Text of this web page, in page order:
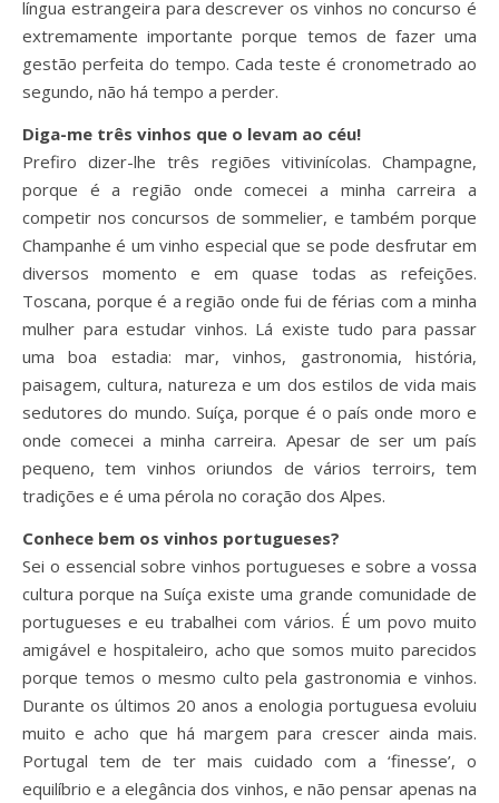
língua estrangeira para descrever os vinhos no concurso é
extremamente importante porque temos de fazer uma
gestão perfeita do tempo. Cada teste é cronometrado ao
segundo, não há tempo a perder.
Diga-me três vinhos que o levam ao céu!
Prefiro dizer-lhe três regiões vitivinícolas. Champagne,
porque é a região onde comecei a minha carreira a
competir nos concursos de sommelier, e também porque
Champanhe é um vinho especial que se pode desfrutar em
diversos momento e em quase todas as refeições.
Toscana, porque é a região onde fui de férias com a minha
mulher para estudar vinhos. Lá existe tudo para passar
uma boa estadia: mar, vinhos, gastronomia, história,
paisagem, cultura, natureza e um dos estilos de vida mais
sedutores do mundo. Suíça, porque é o país onde moro e
onde comecei a minha carreira. Apesar de ser um país
pequeno, tem vinhos oriundos de vários terroirs, tem
tradições e é uma pérola no coração dos Alpes.
Conhece bem os vinhos portugueses?
Sei o essencial sobre vinhos portugueses e sobre a vossa
cultura porque na Suíça existe uma grande comunidade de
portugueses e eu trabalhei com vários. É um povo muito
amigável e hospitaleiro, acho que somos muito parecidos
porque temos o mesmo culto pela gastronomia e vinhos.
Durante os últimos 20 anos a enologia portuguesa evoluiu
muito e acho que há margem para crescer ainda mais.
Portugal tem de ter mais cuidado com a ‘finesse’, o
equilíbrio e a elegância dos vinhos, e não pensar apenas na